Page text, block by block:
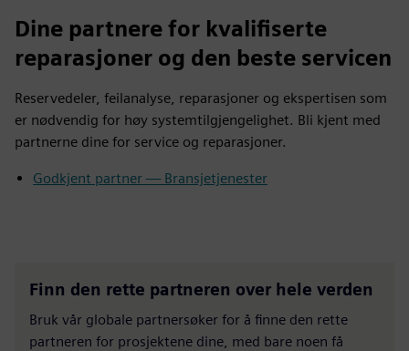
Dine partnere for kvalifiserte
reparasjoner og den beste servicen
Reservedeler, feilanalyse, reparasjoner og ekspertisen som
er nødvendig for høy systemtilgjengelighet. Bli kjent med
partnerne dine for service og reparasjoner.
Godkjent partner — Bransjetjenester
Finn den rette partneren over hele verden
Bruk vår globale partnersøker for å finne den rette
partneren for prosjektene dine, med bare noen få